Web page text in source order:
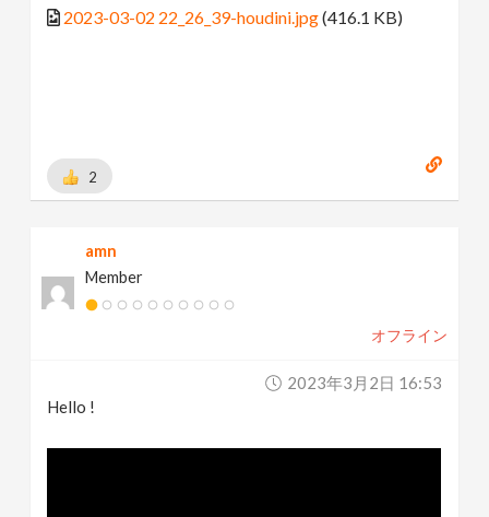
2023-03-02 22_26_39-houdini.jpg(416.1 KB)
2
amn
Member
オフライン
2023年3月2日 16:53
Hello !